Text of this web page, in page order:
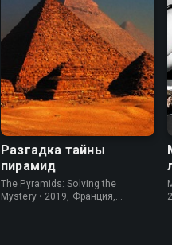
Разгадка тайны
пирамид
The Pyramids: Solving the
Mystery • 2019, Франция,